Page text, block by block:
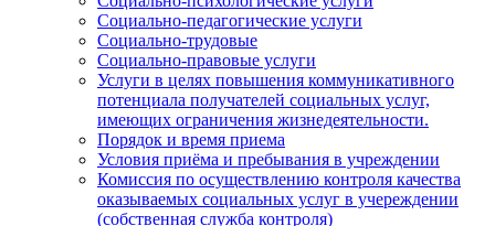
Социально-педагогические услуги
Социально-трудовые
Социально-правовые услуги
Услуги в целях повышения коммуникативного
потенциала получателей социальных услуг,
имеющих ограничения жизнедеятельности.
Порядок и время приема
Условия приёма и пребывания в учреждении
Комиссия по осуществлению контроля качества
оказываемых социальных услуг в учереждении
(собственная служба контроля)